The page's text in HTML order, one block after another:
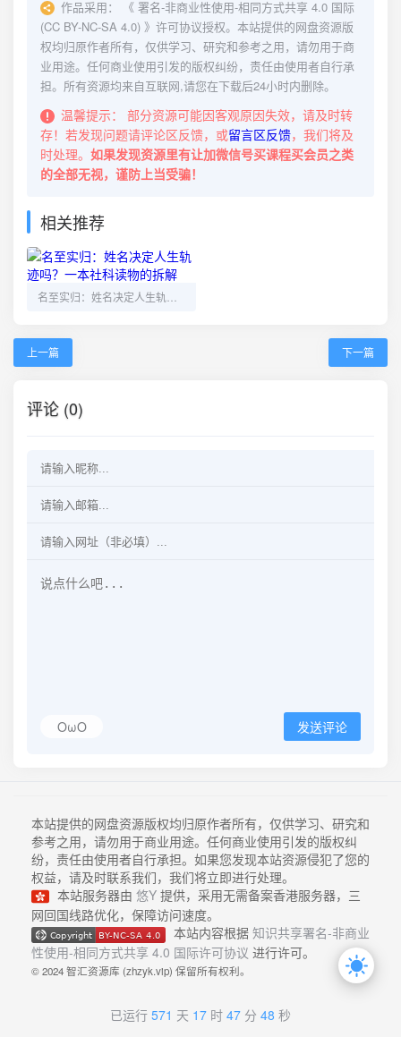
作品采用：
《 署名-非商业性使用-相同方式共享 4.0 国际
(CC BY-NC-SA 4.0) 》许可协议授权。本站提供的网盘资源版
权均归原作者所有，仅供学习、研究和参考之用，请勿用于商
业用途。任何商业使用引发的版权纠纷，责任由使用者自行承
担。所有资源均来自互联网,请您在下载后24小时内删除。
温馨提示：
部分资源可能因客观原因失效，请及时转
存！若发现问题请评论区反馈，或留言区反馈，我们将及
时处理。 如果发现资源里有让加微信号买课程买会员之类
的全部无视，谨防上当受骗！
相关推荐
上一篇 下一篇
评论 (0)
OωO 发送评论
本站提供的网盘资源版权均归原作者所有，仅供学习、研究和
参考之用，请勿用于商业用途。任何商业使用引发的版权纠
纷，责任由使用者自行承担。如果您发现本站资源侵犯了您的
权益，请及时联系我们，我们将立即进行处理。
本站服务器由 悠Y 提供，采用无需备案香港服务器，三
网回国线路优化，保障访问速度。
本站内容根据 知识共享署名-非商业
性使用-相同方式共享 4.0 国际许可协议 进行许可。
© 2024 智汇资源库 (zhzyk.vip) 保留所有权利。
已运行 571 天 17 时 47 分 48 秒